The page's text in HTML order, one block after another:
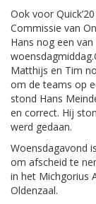
Ook voor
Commissie van
Hans nog een
Matthijs en Tim
om de teams op
stond Hans
en correct. Hij
werd gedaan.
Woensdagavond
om afscheid te
in het Michgorius
Oldenzaal.